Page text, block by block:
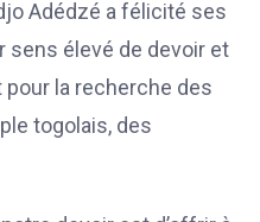
Adédzé a félicité ses
sens élevé de devoir et
la recherche des
togolais, des